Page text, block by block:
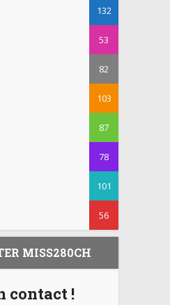
132
53
82
103
87
78
101
56
MISS280CH
contact !